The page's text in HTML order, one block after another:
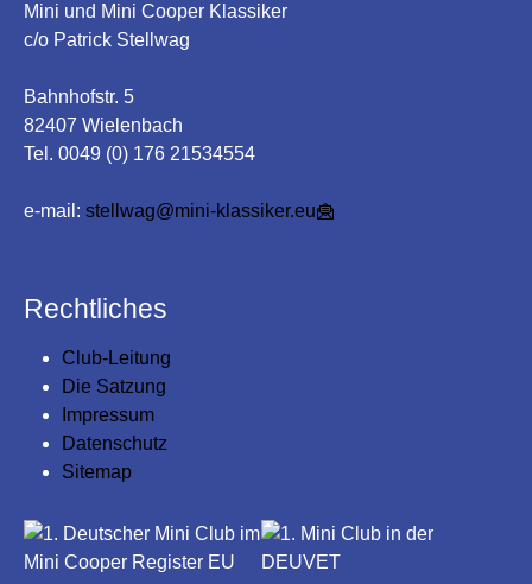
Mini und Mini Cooper Klassiker
c/o Patrick Stellwag
Bahnhofstr. 5
82407 Wielenbach
Tel. 0049 (0) 176 21534554
e-mail: stellwag@mini-klassiker.eu
Rechtliches
Club-Leitung
Die Satzung
Impressum
Datenschutz
Sitemap